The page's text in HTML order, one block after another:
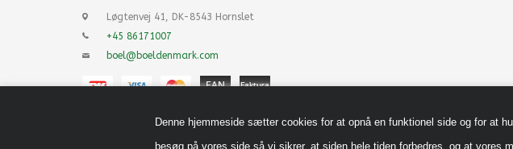
Denne hjemmeside sætter cookies for at opnå en funktionel side og for at
besøg på vores side så vi sikrer, at siden hele tiden forbedres, og at
Løgtenvej 41, DK-8543 Hornslet
+45 86171007
boel@boeldenmark.com